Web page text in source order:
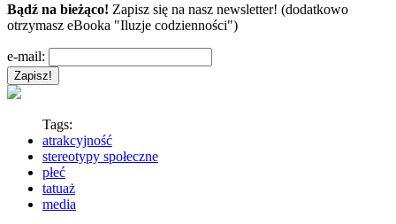
Bądź na bieżąco! Zapisz się na nasz newsletter! (dodatkowo
otrzymasz eBooka "Iluzje codzienności")
e-mail:
Tags:
atrakcyjność
stereotypy społeczne
płeć
tatuaż
media